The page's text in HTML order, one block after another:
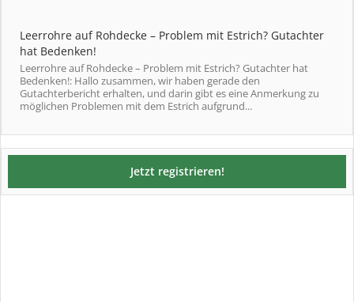
Leerrohre auf Rohdecke – Problem mit Estrich? Gutachter
hat Bedenken!
Leerrohre auf Rohdecke – Problem mit Estrich? Gutachter hat
Bedenken!: Hallo zusammen, wir haben gerade den
Gutachterbericht erhalten, und darin gibt es eine Anmerkung zu
möglichen Problemen mit dem Estrich aufgrund...
Jetzt registrieren!